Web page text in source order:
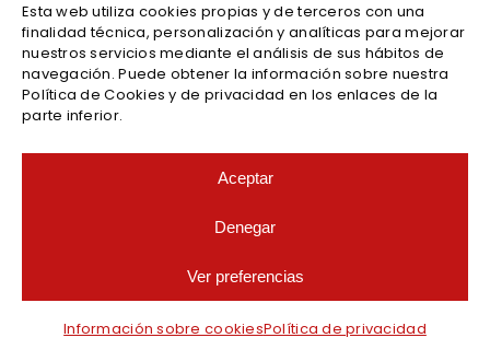
Esta web utiliza cookies propias y de terceros con una
finalidad técnica, personalización y analíticas para mejorar
nuestros servicios mediante el análisis de sus hábitos de
navegación. Puede obtener la información sobre nuestra
Política de Cookies y de privacidad en los enlaces de la
parte inferior.
Aceptar
Denegar
Ver preferencias
Información sobre cookiesPolítica de privacidad